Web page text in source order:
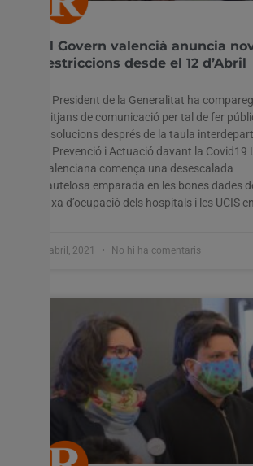
El Govern valencià anuncia
restriccions desde el 12 d’Abril
El President de la Generalitat ha
mitjans de comunicació per tal de fer
resolucions després de la taula
la Prevenció i Actuació davant la
Valenciana comença una desescalada
cautelosa emparada en les bones dades
taxa d’ocupació dels hospitals i les UCIS en
8 abril, 2021 No hi ha comentaris